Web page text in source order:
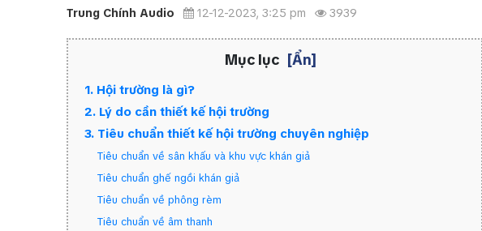
Trung Chính Audio 12-12-2023, 3:25 pm 3939
Mục lục [Ẩn]
1. Hội trường là gì?
2. Lý do cần thiết kế hội trường
3. Tiêu chuẩn thiết kế hội trường chuyên nghiệp
Tiêu chuẩn về sân khấu và khu vực khán giả
Tiêu chuẩn ghế ngồi khán giả
Tiêu chuẩn về phông rèm
Tiêu chuẩn về âm thanh